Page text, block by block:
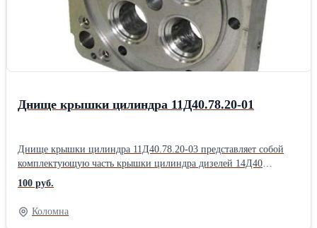
Днище крышки цилиндра 11Д40.78.20-01
Днище крышки цилиндра 11Д40.78.20-03 представляет собой
комплектующую часть крышки цилиндра дизелей 14Д40
размерности 23/30 и устанавливается на магистральных
тепловозах М62. Заготовка отливается из высокопрочного
чугуна с твердостью в пределах 210 – 285 НВ.
100 руб.
Коломна